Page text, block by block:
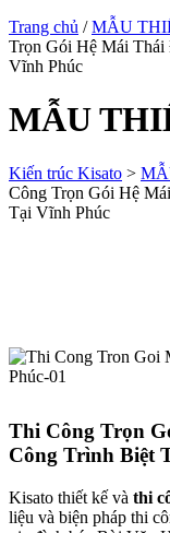
Trang chủ /MẪU
Trọn Gói Hệ Mái
Vĩnh Phúc
MẪU
Kiến trúc Kisato >
Công Trọn Gói Hệ
Tại Vĩnh Phúc
Thi Công Trọn
Công Trình Biệt
Kisato thiết kế và thi
liệu và biện pháp thi